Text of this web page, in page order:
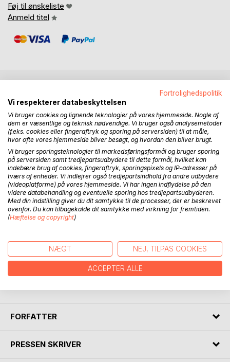
Føj til ønskeliste
Anmeld titel
Det rigtige spørgsmål på den rette tid.
Præsentationen af de forskellige redskaber i denne bog, er
en erkendelse af, at de ikke fås som et samlet redskab,
men typisk indgår i mindre indlæg i en lang række bøger og
på forskellige hjemmesider.
Denne bog skal ikke forstås som samlet overblik over alle
spørgsmål og spørgeteknikker, men en arbejdsbog til dig
der arbejder med mennesker og som fra tid til anden kan
Det er en spørgsmåls-guide til dig der arbejder med
mennesker, enten som coach, terapeut, rådgiver,
behandler, psykolog eller andet, hvor du sidder med et
FORFATTER
PRESSEN SKRIVER
Fortrolighedspolitik
Vi respekterer databeskyttelsen
Vi bruger cookies og lignende teknologier på vores hjemmeside. Nogle af
dem er væsentlige og teknisk nødvendige. Vi bruger også analysemetoder
(f.eks. cookies eller fingeraftryk og sporing på serversiden) til at måle,
hvor ofte vores hjemmeside bliver besøgt, og hvordan den bliver brugt.
Vi bruger sporingsteknologier til markedsføringsformål og bruger sporing
på serversiden samt tredjepartsudbydere til dette formål, hvilket kan
indebære brug af cookies, fingeraftryk, sporingspixels og IP-adresser på
tværs af enheder. Vi indlejrer også tredjepartsindhold fra andre udbydere
(videoplatforme) på vores hjemmeside. Vi har ingen indflydelse på den
videre databehandling og eventuelle sporing hos tredjepartsudbyderen.
Med din indstilling giver du dit samtykke til de processer, der er beskrevet
ovenfor. Du kan tilbagekalde dit samtykke med virkning for fremtiden.
(Hæftelse og copyright)
NÆGT NEJ, TILPAS COOKIES
ACCEPTER ALLE